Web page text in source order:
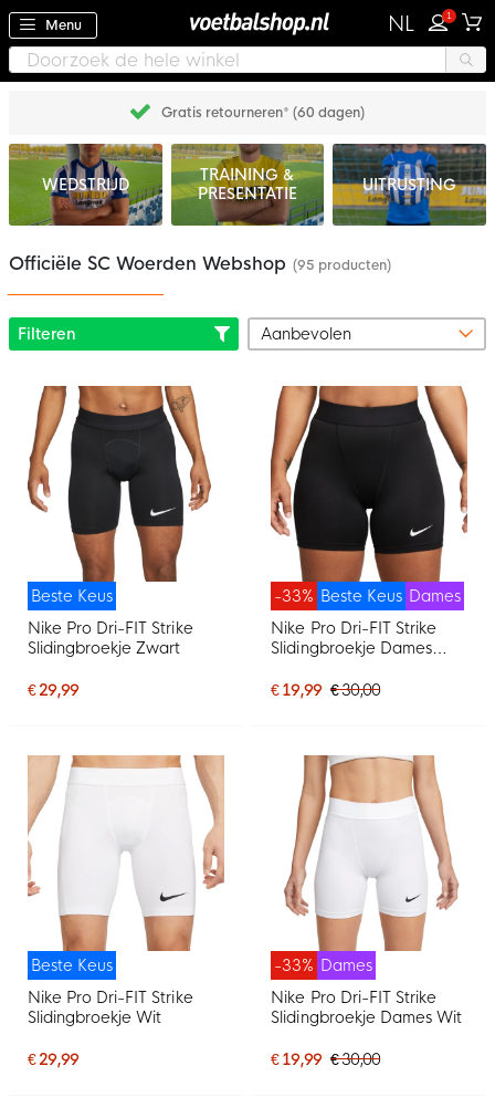
Menu NL 1
Gratis retourneren* (60 dagen)
WEDSTRIJD
TRAINING &
PRESENTATIE
UITRUSTING
Officiële SC Woerden Webshop (95 producten)
Filteren
Beste Keus
Nike Pro Dri-FIT Strike
Slidingbroekje Zwart
€ 29,99
Beste Keus
-33%
Dames
Nike Pro Dri-FIT Strike
Slidingbroekje Dames
€ 19,99 € 30,00
Beste Keus
Nike Pro Dri-FIT Strike
Slidingbroekje Wit
€ 29,99
-33% Dames
Nike Pro Dri-FIT Strike
Slidingbroekje Dames Wit
€ 19,99 € 30,00